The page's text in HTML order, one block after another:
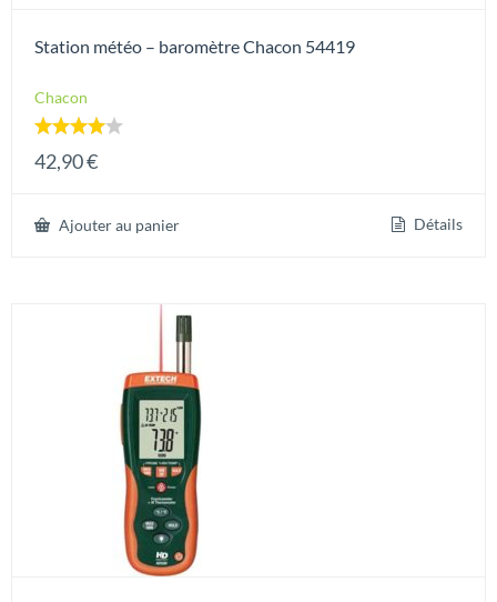
Station météo – baromètre Chacon 54419
Chacon
4.00
42,90€
Ajouter au panier Détails